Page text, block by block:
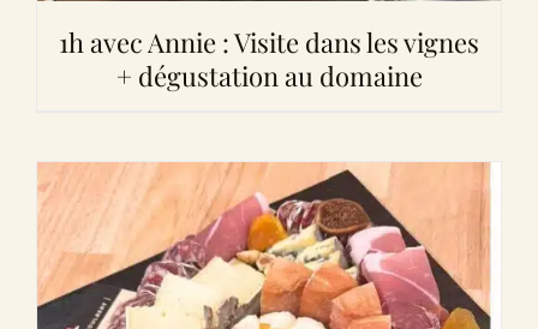
1h avec Annie : Visite dans les vignes
+ dégustation au domaine